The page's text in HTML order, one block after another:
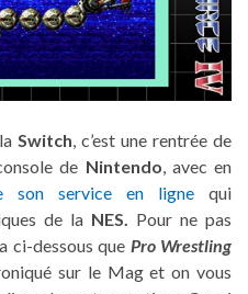
Switch, c’est une rentrée de
de Nintendo, avec en
son service en ligne qui
de la NES. Pour ne pas
ci-dessous que Pro Wrestling
sur le Mag et on vous